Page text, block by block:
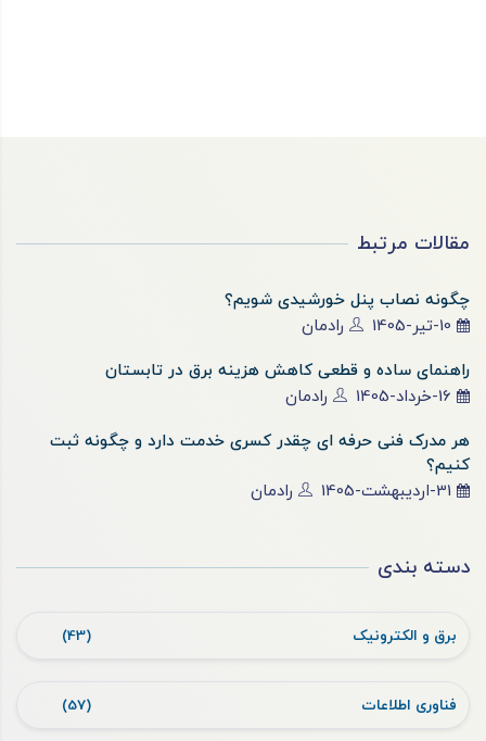
مقالات مرتبط
چگونه نصاب پنل خورشیدی شویم؟
10-تیر-1405
رادمان
راهنمای ساده و قطعی کاهش هزینه برق در تابستان
16-خرداد-1405
رادمان
هر مدرک فنی حرفه ای چقدر کسری خدمت دارد و چگونه ثبت
کنیم؟
31-اردیبهشت-1405
رادمان
دسته بندی
برق و الکترونیک (43)
فناوری اطلاعات (57)